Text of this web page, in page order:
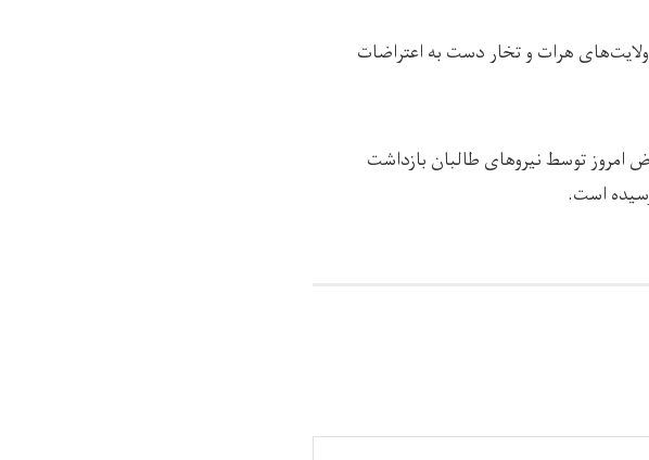
هرات و تخار دست به اعتراضات
امروز توسط نیروهای طالبان بازداشت
است.